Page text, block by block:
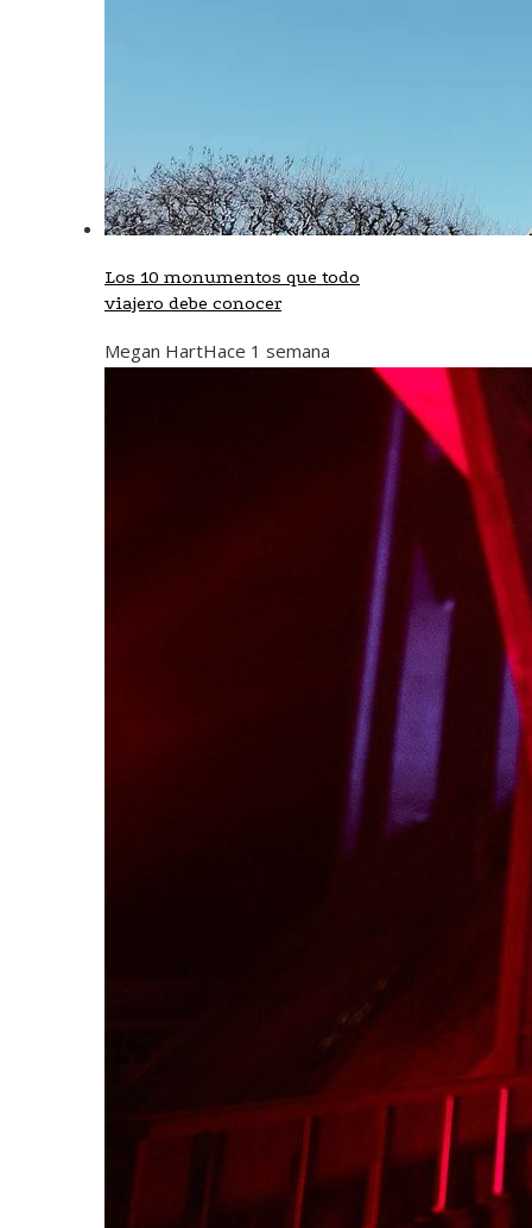
Los 10 monumentos que todo
viajero debe conocer
Megan HartHace 1 semana